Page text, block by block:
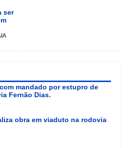
ser
mandado por estupro de
Fernão Dias.
obra em viaduto na rodovia